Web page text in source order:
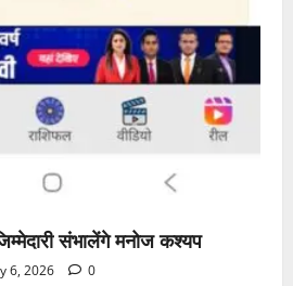
संभालेंगे मनोज कश्यप
6, 2026 0